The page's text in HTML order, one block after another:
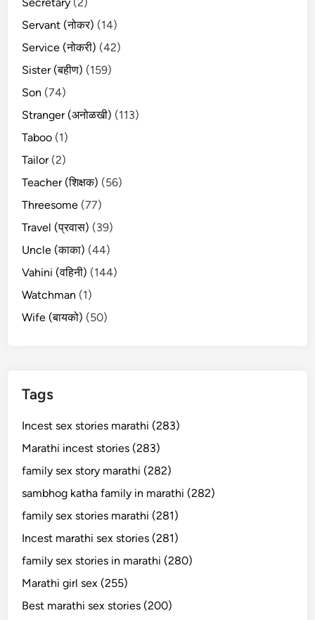
Servant (नोकर) (14)
Service (नोकरी) (42)
Sister (बहीण) (159)
Son (74)
Stranger (अनोळखी) (113)
Taboo (1)
Tailor(2)
Teacher (शिक्षक) (56)
Threesome (77)
Travel (प्रवास) (39)
Uncle (काका) (44)
Vahini (वहिनी) (144)
Watchman (1)
Wife (बायको) (50)
Tags
Incest sex stories marathi (283)
Marathi incest stories (283)
family sex story marathi (282)
sambhog katha family in marathi (282)
family sex stories marathi (281)
Incest marathi sex stories (281)
family sex stories in marathi (280)
Marathi girl sex (255)
Best marathi sex stories (200)